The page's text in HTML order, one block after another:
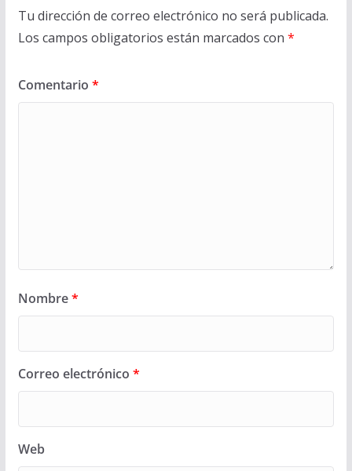
Tu dirección de correo electrónico no será publicada.
Los campos obligatorios están marcados con *
Comentario *
Nombre*
Correo electrónico *
Web